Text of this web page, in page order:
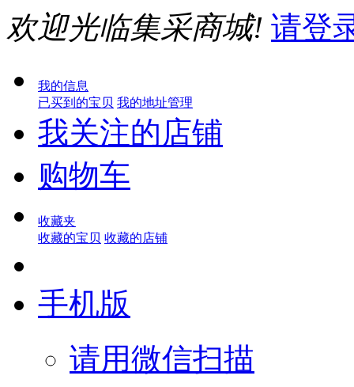
欢迎光临集采商城! 请登
我的信息
已买到的宝贝 我的地址管理
我关注的店铺
购物车
收藏夹
收藏的宝贝 收藏的店铺
手机版
请用微信扫描